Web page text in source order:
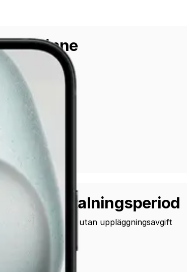
Välj minne
128 GB
Välj delbetalningsperiod
Delbetala räntefritt utan uppläggningsavgift